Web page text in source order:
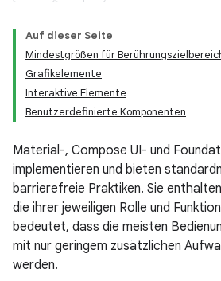
Auf dieser Seite
Mindestgrößen für
Grafikelemente
Interaktive Elemente
Benutzerdefinierte Komponenten
Material-, Compose UI- und
implementieren und bieten
barrierefreie Praktiken. Sie
die ihrer jeweiligen Rolle und
bedeutet, dass die meisten
mit nur geringem zusätzlichen
werden.